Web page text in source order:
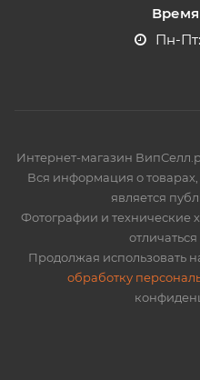
Пн-
Интернет-магазин
Вся информация о
является
Фотографии и технические
Продолжая использовать
обработку